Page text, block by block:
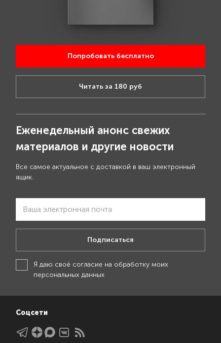
Попробовать бесплатно
Читать за 180 руб
Еженедельный анонс свежих
материалов и другие новости
Все самое актуальное с доставкой в ваш электронный
ящик.
Подписаться
Я даю своё согласие на обработку моих
персональных данных
Соцсети